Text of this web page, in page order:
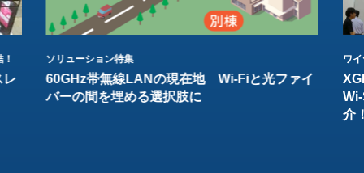
レ
ソリューション特集
60GHz帯無線LANの現在地 Wi-Fiと光ファイ
バーの間を埋める選択肢に
ワ
介